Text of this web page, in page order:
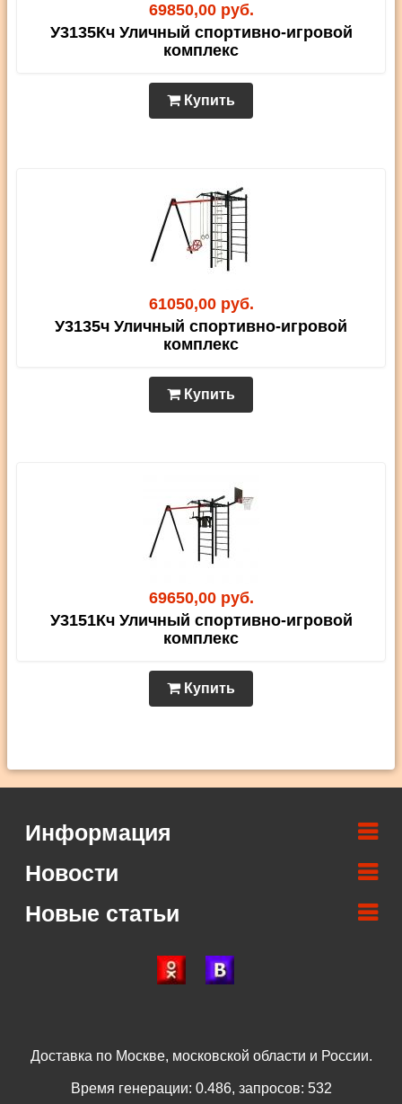
69850,00 руб.
У3135Кч Уличный спортивно-игровой
комплекс
Купить
61050,00 руб.
У3135ч Уличный спортивно-игровой
комплекс
Купить
69650,00 руб.
У3151Кч Уличный спортивно-игровой
комплекс
Купить
Информация
Новости
Новые статьи
Доставка по Москве, московской области и России.
Время генерации: 0.486, запросов: 532